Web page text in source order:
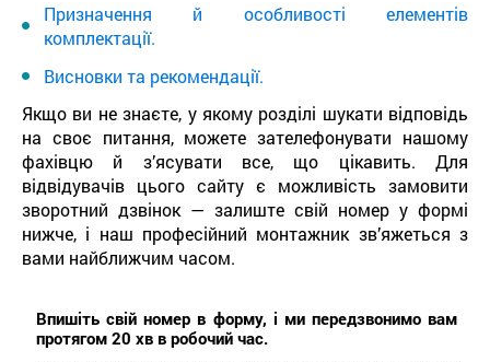
Призначення й особливості елементів
комплектації.
Висновки та рекомендації.
Якщо ви не знаєте, у якому розділі шукати відповідь
на своє питання, можете зателефонувати нашому
фахівцю й з’ясувати все, що цікавить. Для
відвідувачів цього сайту є можливість замовити
зворотний дзвінок — залиште свій номер у формі
нижче, і наш професійний монтажник зв’яжеться з
вами найближчим часом.
Впишіть свій номер в форму, і ми передзвонимо вам
протягом 20 хв в робочий час.